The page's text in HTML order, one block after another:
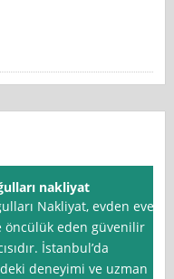
nakliyat
Nakliyat, evden eve
öncülük eden güvenilir
İstanbul’da
deneyimi ve uzman